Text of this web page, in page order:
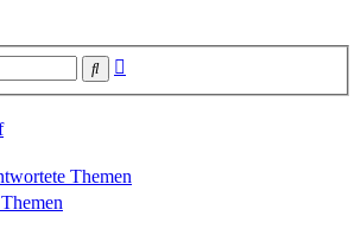
Suche
Themen